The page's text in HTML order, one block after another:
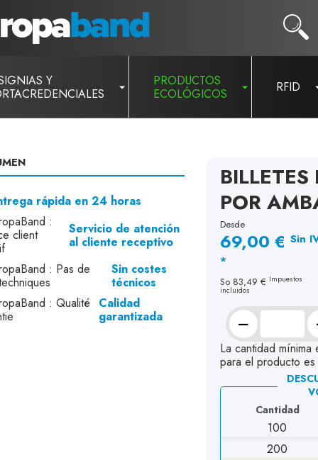
Y
PRODUCTOS
ECOLÓGICOS
RFID
rápida en 24 horas
Servicio de atención
al cliente receptivo
Sin costes
técnicos
Calidad
garantizada
BILLETES
POR
Desde
69,00 € Sin
*
So 83,49 € Impuestos
incluidos
−
La cantidad
para el producto
Cantidad
100
200